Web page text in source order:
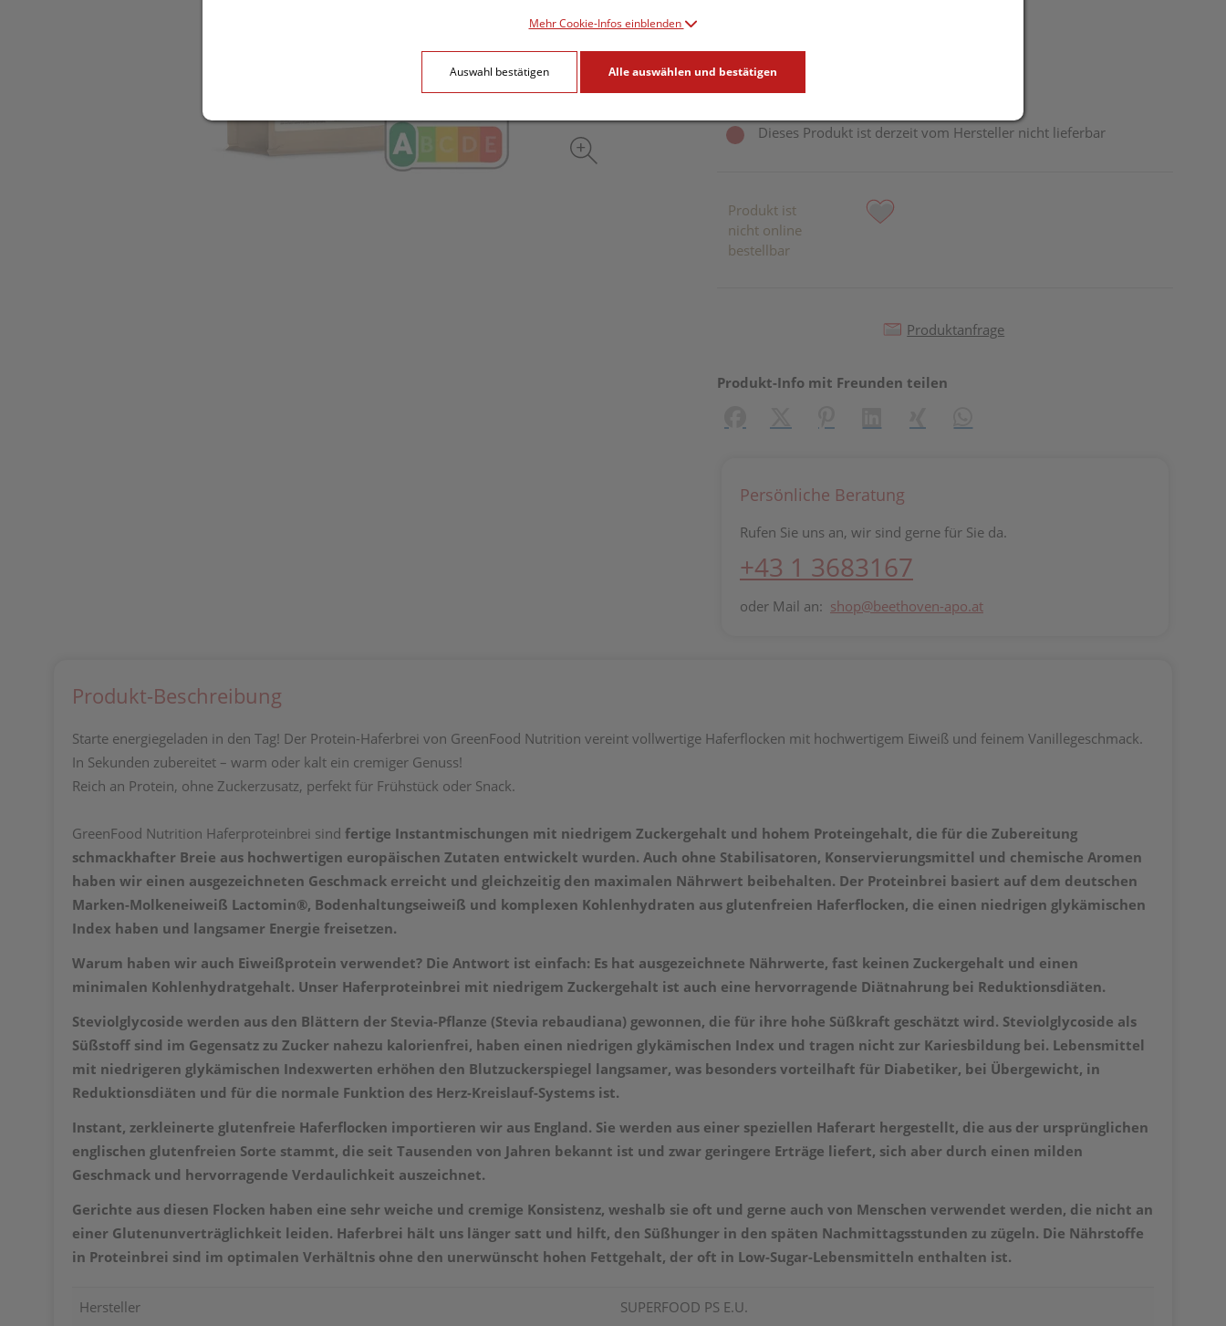
inkl. 10% MwSt.
Dieses Produkt ist derzeit vom Hersteller nicht lieferbar
Produkt ist
nicht online
bestellbar
Produktanfrage
Produkt-Info mit Freunden teilen
Persönliche Beratung
Rufen Sie uns an, wir sind gerne für Sie da.
+43 1 3683167
oder Mail an: shop@beethoven-apo.at
Produkt-Beschreibung
Starte energiegeladen in den Tag! Der Protein-Haferbrei von GreenFood Nutrition vereint vollwertige Haferflocken mit hochwertigem Eiweiß und feinem Vanillegeschmack.
In Sekunden zubereitet – warm oder kalt ein cremiger Genuss!
Reich an Protein, ohne Zuckerzusatz, perfekt für Frühstück oder Snack.
GreenFood Nutrition Haferproteinbrei sind fertige Instantmischungen mit niedrigem Zuckergehalt und hohem Proteingehalt, die für die Zubereitung
schmackhafter Breie aus hochwertigen europäischen Zutaten entwickelt wurden. Auch ohne Stabilisatoren, Konservierungsmittel und chemische Aromen
haben wir einen ausgezeichneten Geschmack erreicht und gleichzeitig den maximalen Nährwert beibehalten. Der Proteinbrei basiert auf dem deutschen
Marken-Molkeneiweiß Lactomin®, Bodenhaltungseiweiß und komplexen Kohlenhydraten aus glutenfreien Haferflocken, die einen niedrigen glykämischen
Index haben und langsamer Energie freisetzen.
Warum haben wir auch Eiweißprotein verwendet? Die Antwort ist einfach: Es hat ausgezeichnete Nährwerte, fast keinen Zuckergehalt und einen
minimalen Kohlenhydratgehalt. Unser Haferproteinbrei mit niedrigem Zuckergehalt ist auch eine hervorragende Diätnahrung bei Reduktionsdiäten.
Steviolglycoside werden aus den Blättern der Stevia-Pflanze (Stevia rebaudiana) gewonnen, die für ihre hohe Süßkraft geschätzt wird. Steviolglycoside als
Süßstoff sind im Gegensatz zu Zucker nahezu kalorienfrei, haben einen niedrigen glykämischen Index und tragen nicht zur Kariesbildung bei. Lebensmittel
mit niedrigeren glykämischen Indexwerten erhöhen den Blutzuckerspiegel langsamer, was besonders vorteilhaft für Diabetiker, bei Übergewicht, in
Reduktionsdiäten und für die normale Funktion des Herz-Kreislauf-Systems ist.
Instant, zerkleinerte glutenfreie Haferflocken importieren wir aus England. Sie werden aus einer speziellen Haferart hergestellt, die aus der ursprünglichen
englischen glutenfreien Sorte stammt, die seit Tausenden von Jahren bekannt ist und zwar geringere Erträge liefert, sich aber durch einen milden
Geschmack und hervorragende Verdaulichkeit auszeichnet.
Gerichte aus diesen Flocken haben eine sehr weiche und cremige Konsistenz, weshalb sie oft und gerne auch von Menschen verwendet werden, die nicht an
einer Glutenunverträglichkeit leiden. Haferbrei hält uns länger satt und hilft, den Süßhunger in den späten Nachmittagsstunden zu zügeln. Die Nährstoffe
in Proteinbrei sind im optimalen Verhältnis ohne den unerwünscht hohen Fettgehalt, der oft in Low-Sugar-Lebensmitteln enthalten ist.
Hersteller SUPERFOOD PS E.U.
Mehr Cookie-Infos einblenden
Auswahl bestätigen Alle auswählen und bestätigen